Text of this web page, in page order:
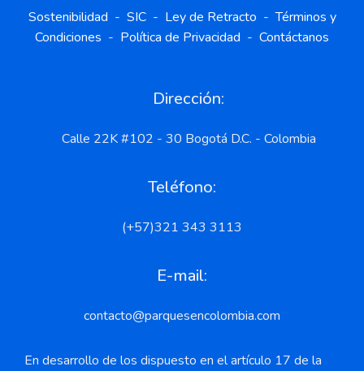
Sostenibilidad - SIC - Ley de Retracto -Términos y
Condiciones - Política de Privacidad - Contáctanos
Dirección:
Calle 22K #102 - 30 Bogotá D.C. - Colombia
Teléfono:
(+57)321 343 3113
E-mail:
contacto@parquesencolombia.com
En desarrollo de los dispuesto en el artículo 17 de la